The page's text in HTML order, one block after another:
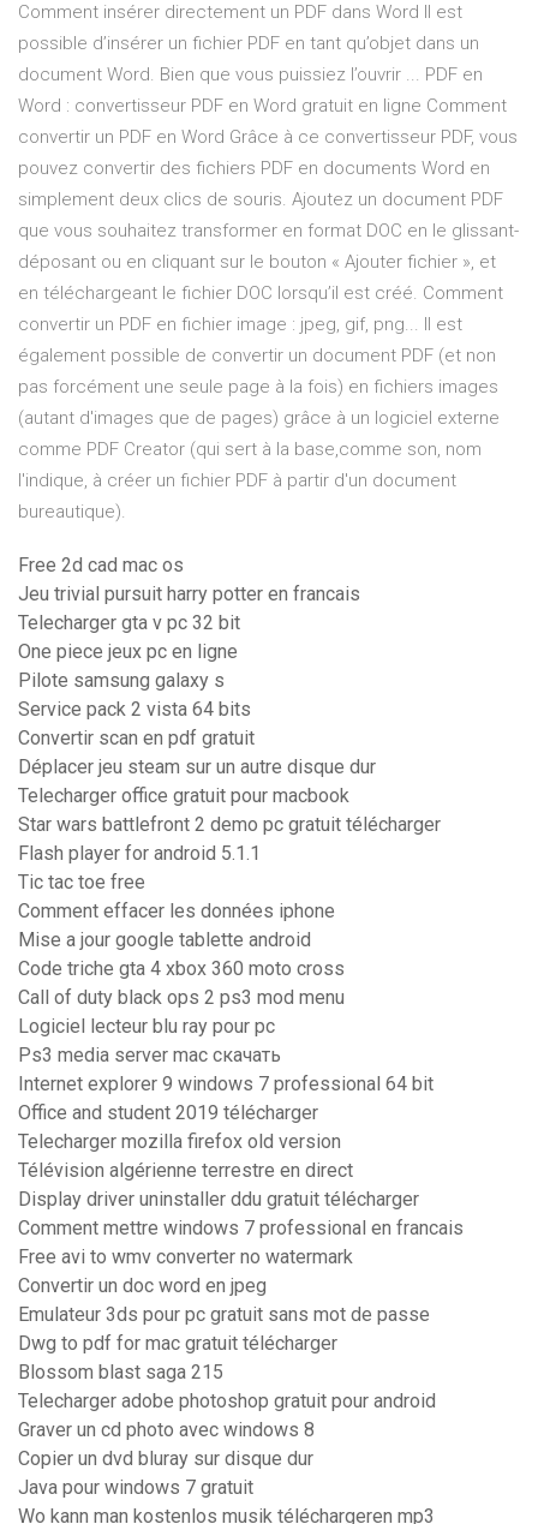
Comment insérer directement un PDF dans Word Il est
possible d’insérer un fichier PDF en tant qu’objet dans un
document Word. Bien que vous puissiez l’ouvrir ... PDF en
Word : convertisseur PDF en Word gratuit en ligne Comment
convertir un PDF en Word Grâce à ce convertisseur PDF, vous
pouvez convertir des fichiers PDF en documents Word en
simplement deux clics de souris. Ajoutez un document PDF
que vous souhaitez transformer en format DOC en le glissant-
déposant ou en cliquant sur le bouton « Ajouter fichier », et
en téléchargeant le fichier DOC lorsqu’il est créé. Comment
convertir un PDF en fichier image : jpeg, gif, png... Il est
également possible de convertir un document PDF (et non
pas forcément une seule page à la fois) en fichiers images
(autant d'images que de pages) grâce à un logiciel externe
comme PDF Creator (qui sert à la base,comme son, nom
l'indique, à créer un fichier PDF à partir d'un document
bureautique).
Free 2d cad mac os
Jeu trivial pursuit harry potter en francais
Telecharger gta v pc 32 bit
One piece jeux pc en ligne
Pilote samsung galaxy s
Service pack 2 vista 64 bits
Convertir scan en pdf gratuit
Déplacer jeu steam sur un autre disque dur
Telecharger office gratuit pour macbook
Star wars battlefront 2 demo pc gratuit télécharger
Flash player for android 5.1.1
Tic tac toe free
Comment effacer les données iphone
Mise a jour google tablette android
Code triche gta 4 xbox 360 moto cross
Call of duty black ops 2 ps3 mod menu
Logiciel lecteur blu ray pour pc
Ps3 media server mac скачать
Internet explorer 9 windows 7 professional 64 bit
Office and student 2019 télécharger
Telecharger mozilla firefox old version
Télévision algérienne terrestre en direct
Display driver uninstaller ddu gratuit télécharger
Comment mettre windows 7 professional en francais
Free avi to wmv converter no watermark
Convertir un doc word en jpeg
Emulateur 3ds pour pc gratuit sans mot de passe
Dwg to pdf for mac gratuit télécharger
Blossom blast saga 215
Telecharger adobe photoshop gratuit pour android
Graver un cd photo avec windows 8
Copier un dvd bluray sur disque dur
Java pour windows 7 gratuit
Wo kann man kostenlos musik téléchargeren mp3